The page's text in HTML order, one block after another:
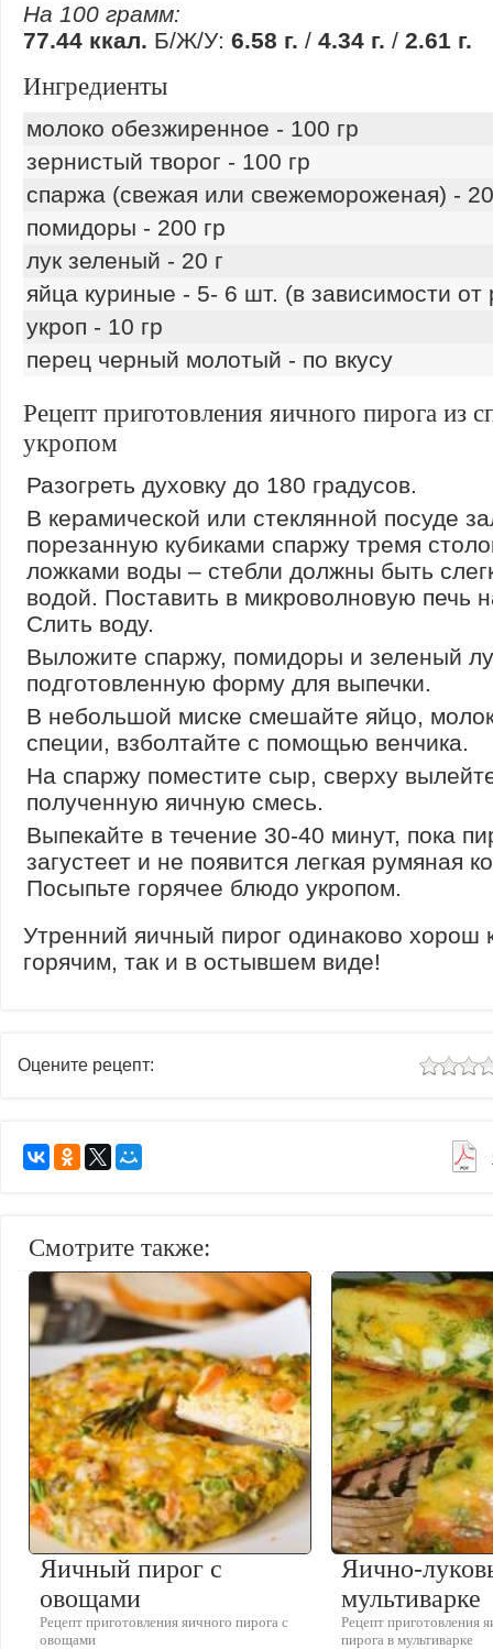
На 100 грамм:
77.44 ккал. Б/Ж/У: 6.58 г. / 4.34 г. / 2.61 г.
Ингредиенты
молоко обезжиренное - 100 гр
зернистый творог - 100 гр
спаржа (свежая или свежемороженая) -
помидоры - 200 гр
лук зеленый - 20 г
яйца куриные - 5- 6 шт. (в зависимости от
укроп - 10 гр
перец черный молотый - по вкусу
Рецепт приготовления яичного пирога из
укропом
Разогреть духовку до 180 градусов.
В керамической или стеклянной посуде
порезанную кубиками спаржу тремя
ложками воды – стебли должны быть
водой. Поставить в микроволновую печь
Слить воду.
Выложите спаржу, помидоры и зеленый
подготовленную форму для выпечки.
В небольшой миске смешайте яйцо,
специи, взболтайте с помощью венчика.
На спаржу поместите сыр, сверху
полученную яичную смесь.
Выпекайте в течение 30-40 минут, пока
загустеет и не появится легкая румяная
Посыпьте горячее блюдо укропом.
Утренний яичный пирог одинаково хорош
горячим, так и в остывшем виде!
Оцените рецепт:
Смотрите также:
Яичный пирог с
овощами
Рецепт приготовления яичного пирога с
овощами
Яично-
мультиварке
Рецепт приготовления
пирога в мультиварке